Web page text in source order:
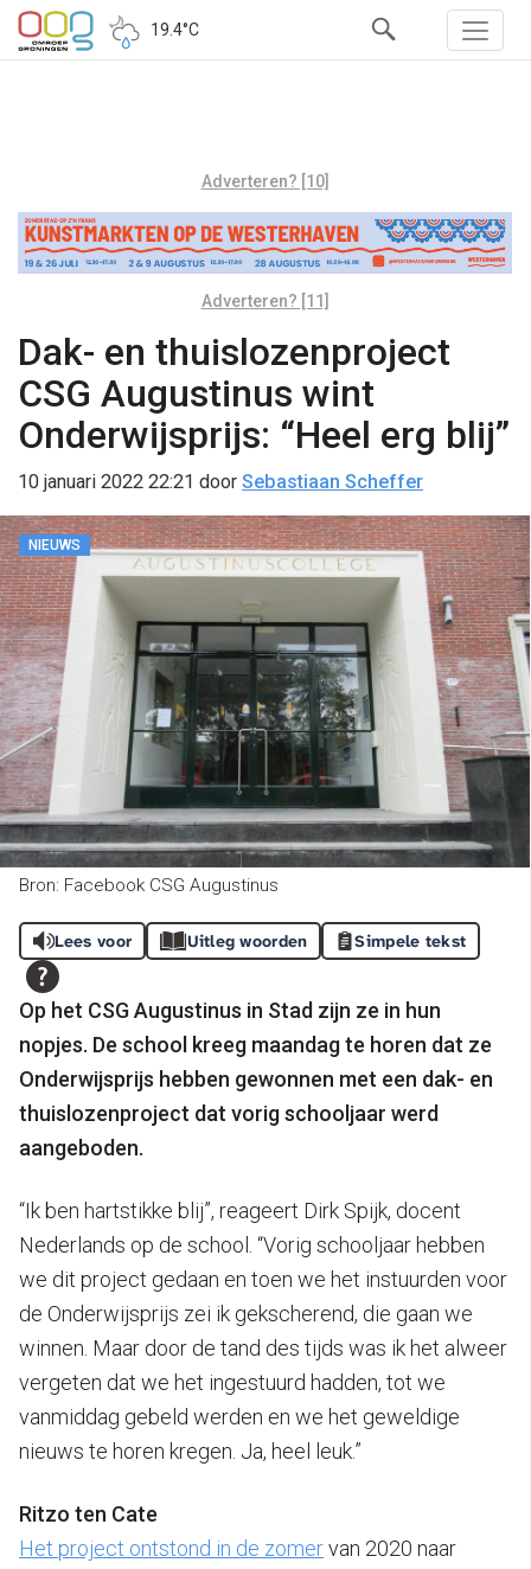
19.4°C
Adverteren? [10]
Adverteren? [11]
Dak- en thuislozenproject
CSG Augustinus wint
Onderwijsprijs: “Heel erg blij”
10 januari 2022 22:21 door Sebastiaan Scheffer
NIEUWS
Bron: Facebook CSG Augustinus
Lees voor Uitleg woorden Simpele tekst
Op het CSG Augustinus in Stad zijn ze in hun
nopjes. De school kreeg maandag te horen dat ze
Onderwijsprijs hebben gewonnen met een dak- en
thuislozenproject dat vorig schooljaar werd
aangeboden.
“Ik ben hartstikke blij”, reageert Dirk Spijk, docent
Nederlands op de school. “Vorig schooljaar hebben
we dit project gedaan en toen we het instuurden voor
de Onderwijsprijs zei ik gekscherend, die gaan we
winnen. Maar door de tand des tijds was ik het alweer
vergeten dat we het ingestuurd hadden, tot we
vanmiddag gebeld werden en we het geweldige
nieuws te horen kregen. Ja, heel leuk.”
Ritzo ten Cate
Het project ontstond in de zomervan 2020 naar